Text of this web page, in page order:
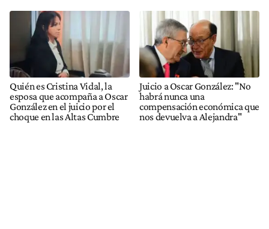
Quién es Cristina Vidal, la
esposa que acompaña a Oscar
González en el juicio por el
choque en las Altas Cumbre
Juicio a Oscar González: "No
habrá nunca una
compensación económica que
nos devuelva a Alejandra"